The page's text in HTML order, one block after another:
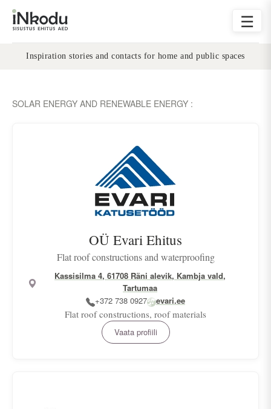
☰
Inspiration stories and contacts for home and public spaces
SOLAR ENERGY AND RENEWABLE ENERGY :
OÜ Evari Ehitus
Flat roof constructions and waterproofing
Kassisilma 4, 61708 Räni alevik, Kambja vald,
Tartumaa
+372 738 0927
evari.ee
Vaata profiili
Flat roof constructions, roof materials